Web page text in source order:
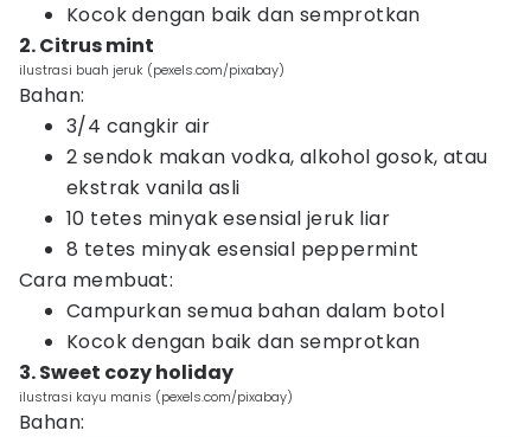
Kocok dengan baik dan semprotkan
2. Citrus mint
ilustrasi buah jeruk (pexels.com/pixabay)
Bahan:
3/4 cangkir air
2 sendok makan vodka, alkohol gosok, atau
ekstrak vanila asli
10 tetes minyak esensial jeruk liar
8 tetes minyak esensial peppermint
Cara membuat:
Campurkan semua bahan dalam botol
Kocok dengan baik dan semprotkan
3. Sweet cozy holiday
ilustrasi kayu manis (pexels.com/pixabay)
Bahan: